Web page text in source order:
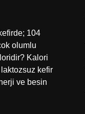
104
olumlu
Kalori
kefir
ve besin